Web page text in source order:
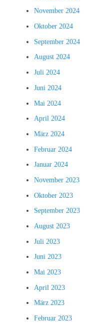
November 2024
Oktober 2024
September 2024
August 2024
Juli 2024
Juni 2024
Mai 2024
April 2024
März 2024
Februar 2024
Januar 2024
November 2023
Oktober 2023
September 2023
August 2023
Juli 2023
Juni 2023
Mai 2023
April 2023
März 2023
Februar 2023